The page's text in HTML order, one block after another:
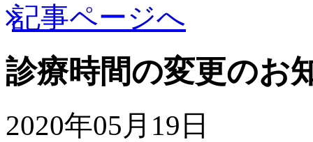
記事ページへ
診療時間の変更のお
2020年05月19日